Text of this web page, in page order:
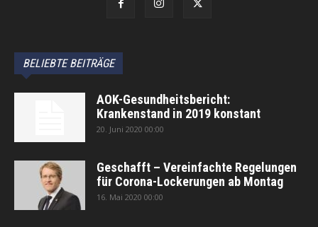
BELIEBTE BEITRÄGE
AOK-Gesundheitsbericht:
Krankenstand in 2019 konstant
20. Juni 2020 00:00
Geschafft – Vereinfachte Regelungen
für Corona-Lockerungen ab Montag
16. Mai 2020 00:00